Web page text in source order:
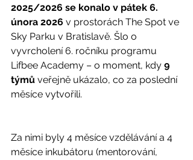
2025/2026 se konalo v pátek 6.
února 2026 v prostorách The Spot ve
Sky Parku v Bratislavě. Šlo o
vyvrcholení 6. ročníku programu
Lifbee Academy – o moment, kdy 9
týmů veřejně ukázalo, co za poslední
měsíce vytvořili.
Za nimi byly 4 měsíce vzdělávání a 4
měsíce inkubátoru (mentorování,